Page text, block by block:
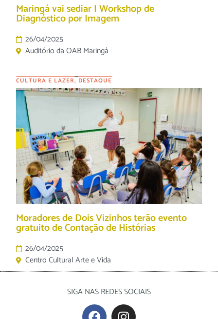
Maringá vai sediar I Workshop de
Diagnóstico por Imagem
26/04/2025
Auditório da OAB Maringá
CULTURA E LAZER, DESTAQUE
Moradores de Dois Vizinhos terão evento
gratuito de Contação de Histórias
26/04/2025
Centro Cultural Arte e Vida
SIGA NAS REDES SOCIAIS